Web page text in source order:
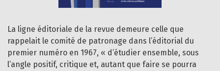
La ligne éditoriale de la revue demeure celle que
rappelait le comité de patronage dans l’éditorial du
premier numéro en 1967, « d’étudier ensemble, sous
l’angle positif, critique et, autant que faire se pourra